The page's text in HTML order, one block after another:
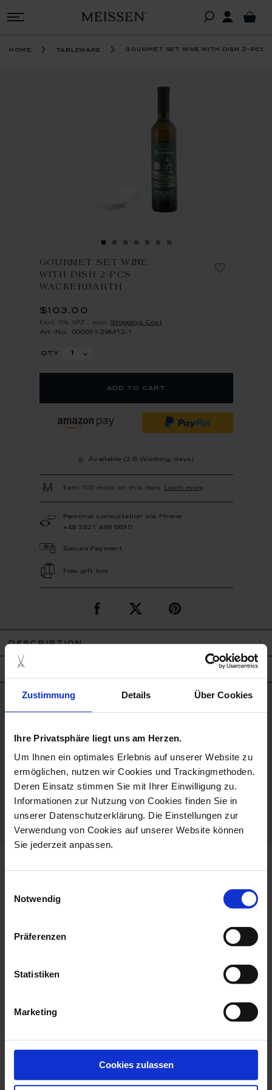
Zustimmung Details Über Cookies
Ihre Privatsphäre liegt uns am Herzen.
Um Ihnen ein optimales Erlebnis auf unserer Website zu
ermöglichen, nutzen wir Cookies und Trackingmethoden.
Deren Einsatz stimmen Sie mit Ihrer Einwilligung zu.
Informationen zur Nutzung von Cookies finden Sie in
unserer Datenschutzerklärung. Die Einstellungen zur
Verwendung von Cookies auf unserer Website können
Sie jederzeit anpassen.
Notwendig
Präferenzen
Statistiken
Marketing
Cookies zulassen
home tableware gourmet set wine with dish 2-pcs
GOURMET SET WINE
WITH DISH 2-PCS
WACKERBARTH
$103.00
Excl. 0% VAT excl. Shipping Cost
Art.-No.: 000001-29M12-1
qty
add to cart
Available (3-5 Working days)
Earn 103 miles on this item. Learn more
Personal consultation via Phone
+49 3521 468 6630
Secure Payment
Free gift box
description
product details
good to know
Microwave Suitable
Porcelain - Handmade in
Germany
Dishwaher Safe
more products from the waves
Cup, Shape Waves Relief,
Available
Storm Lamp, Shape
Waves Relief, Wh...
Available